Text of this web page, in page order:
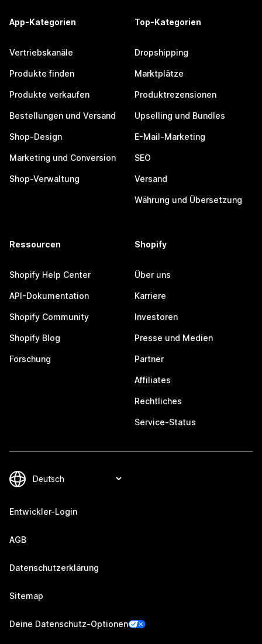
App-Kategorien
Vertriebskanäle
Produkte finden
Produkte verkaufen
Bestellungen und Versand
Shop-Design
Marketing und Conversion
Shop-Verwaltung
Top-Kategorien
Dropshipping
Marktplätze
Produktrezensionen
Upselling und Bundles
E-Mail-Marketing
SEO
Versand
Währung und Übersetzung
Ressourcen
Shopify Help Center
API-Dokumentation
Shopify Community
Shopify Blog
Forschung
Shopify
Über uns
Karriere
Investoren
Presse und Medien
Partner
Affiliates
Rechtliches
Service-Status
Entwickler-Login
AGB
Datenschutzerklärung
Sitemap
Deine Datenschutz-Optionen